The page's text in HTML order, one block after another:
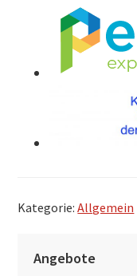
Kategorie:Allgemein
Angebote